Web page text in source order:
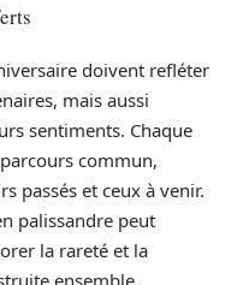
doivent refléter
mais aussi
sentiments. Chaque
commun,
passés et ceux à venir.
palissandre peut
la rareté et la
ensemble.